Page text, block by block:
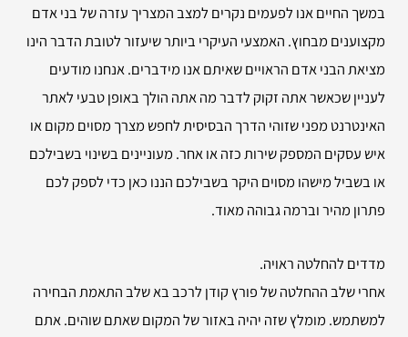
במשך החיים אנו לפעמים נקרים למצב המצריך עזרה של בני אדם
מקצוענים מבחוץ. האמצעי העיקרי ביותר שיעזור לטובת הדבר הינו
מציאת הבני אדם הראויים שאיתם אנו מידברים. אנחנו מודעים
לעניין שכאשר אתה זקוק לדבר מה אתה הולך באופן טבעי לאתר
האינטרנט מפני שזוהי הדרך הבסיסית לחפש מצרך מסוים מקום או
איש עסקים המספק שירות כזה או אחר. מעוניינים בשינוי בשבילכם
או בשביל מישהו מסוים היקר בשבילכם הננו כאן כדי לספק לכם
פתרון מהיר וברמה גבוהה מאוד.
מדדים להחלטה ראויה.
אחרי שלב ההחלטה של פורץ קודן לרכב בא שלב התאמת הבחירה
למשתמש. מומלץ שזה יהיה באזור של המקום שאתם שוהים. אתם